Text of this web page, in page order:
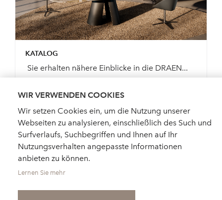
KATALOG
Sie erhalten nähere Einblicke in die DRAEN...
KATALOG BESTELLEN
WIR VERWENDEN COOKIES
Wir setzen Cookies ein, um die Nutzung unserer
Webseiten zu analysieren, einschließlich des Such und
Surfverlaufs, Suchbegriffen und Ihnen auf Ihr
Nutzungsverhalten angepasste Informationen
anbieten zu können.
Lernen Sie mehr